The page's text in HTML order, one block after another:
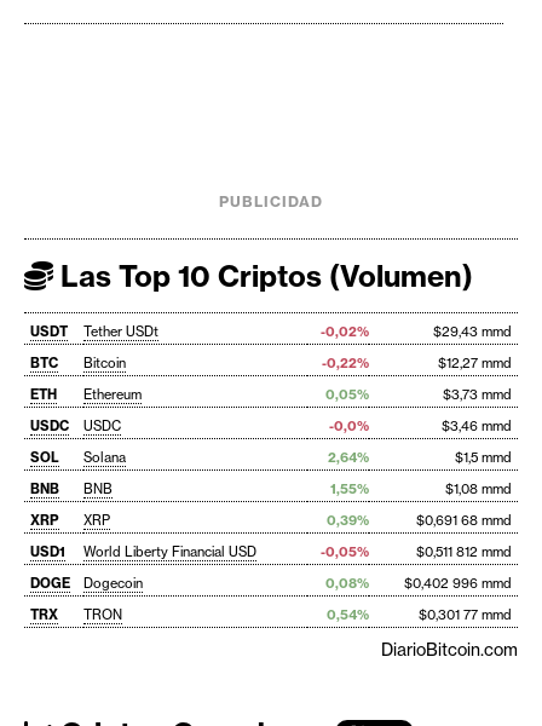
PUBLICIDAD
Las Top 10 Criptos (Volumen)
USDT Tether USDt -0,02%
$29,43 mmd
BTC
Bitcoin -0,22%
$12,27 mmd
ETH
Ethereum 0,05%
$3,73 mmd
USDC
USDC -0,0%
$3,46 mmd
SOL
Solana 2,64%
$1,5 mmd
BNB
BNB 1,55%
$1,08 mmd
XRP
XRP 0,39%
$0,691 68 mmd
USD1
World Liberty Financial USD -0,05%
$0,511 812 mmd
DOGE
Dogecoin 0,08%
$0,402 996 mmd
TRX
TRON 0,54% $0,301 77 mmd
DiarioBitcoin.com